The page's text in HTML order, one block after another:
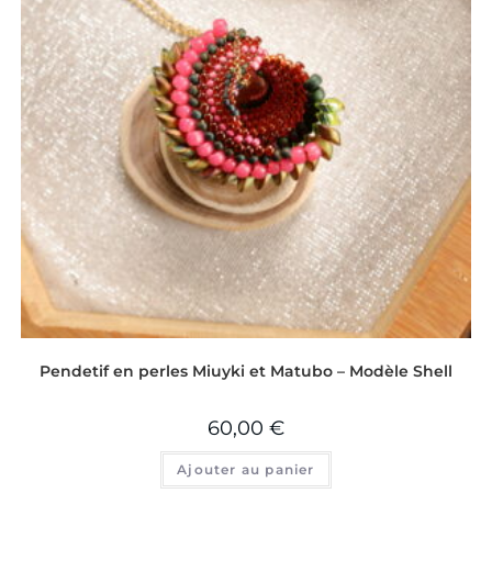
Pendetif en perles Miuyki et Matubo – Modèle Shell
60,00 €
Ajouter au panier